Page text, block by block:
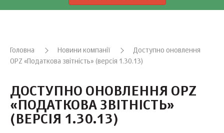
Головна Новини компанії
Доступно оновлення
OPZ «Податкова звітність» (версія 1.30.13)
ДОСТУПНО ОНОВЛЕННЯ OPZ
«ПОДАТКОВА ЗВІТНІСТЬ»
(ВЕРСІЯ 1.30.13)